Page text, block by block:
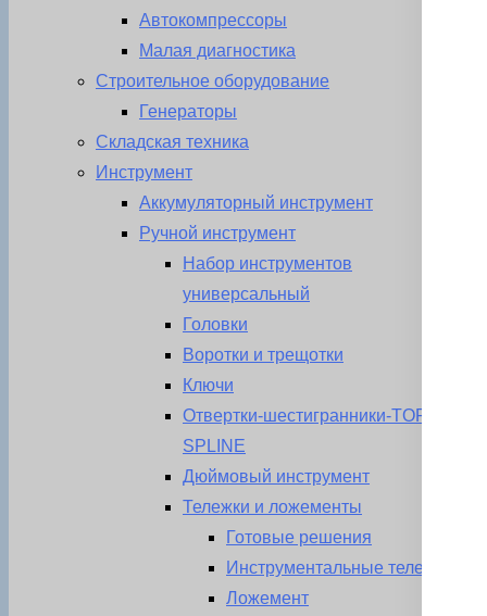
Автокомпрессоры
Малая диагностика
Строительное оборудование
Генераторы
Складская техника
Инструмент
Аккумуляторный инструмент
Ручной инструмент
Набор инструментов
универсальный
Головки
Воротки и трещотки
Ключи
Отвертки-шестигранники-TORX-
SPLINE
Дюймовый инструмент
Тележки и ложементы
Готовые решения
Инструментальные тележки
Ложемент